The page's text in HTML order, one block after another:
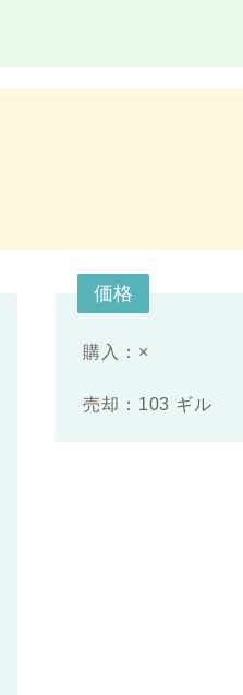
価格
購入：×
売却：103 ギル